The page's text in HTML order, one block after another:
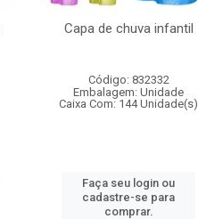
Capa de chuva infantil
Código: 832332
Embalagem: Unidade
Caixa Com: 144 Unidade(s)
Faça seu login ou
cadastre-se para
comprar.